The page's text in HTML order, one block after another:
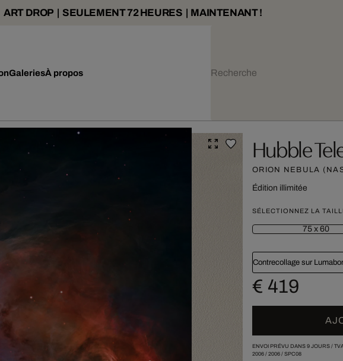
ART DROP | SEULEMENT 72 HEURES | MAINTENANT !
GaleriesÀ propos
Hubble
ORION NEBULA
Édition illimitée
SÉLECTIONNEZ LA
75 x 60
Contrecollage sur
€ 419
ENVOI PRÉVU DANS 9 JOURS /
2006/ 2006/ SPC08